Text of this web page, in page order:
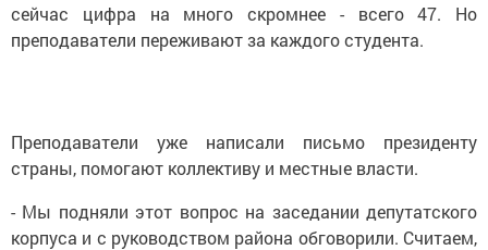
сейчас цифра на много скромнее - всего 47. Но
преподаватели переживают за каждого студента.
Преподаватели уже написали письмо президенту
страны, помогают коллективу и местные власти.
- Мы подняли этот вопрос на заседании депутатского
корпуса и с руководством района обговорили. Считаем,